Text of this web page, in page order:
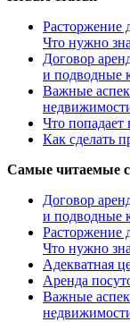
Расторжение
Что нужно
Договор
и подводные
Важные
Что попадает
Как сделать
Самые читаемые
Договор
и подводные
Расторжение
Что нужно
Адекватная
Аренда
Важные